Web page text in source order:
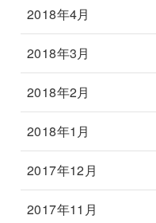
2018年4月
2018年3月
2018年2月
2018年1月
2017年12月
2017年11月